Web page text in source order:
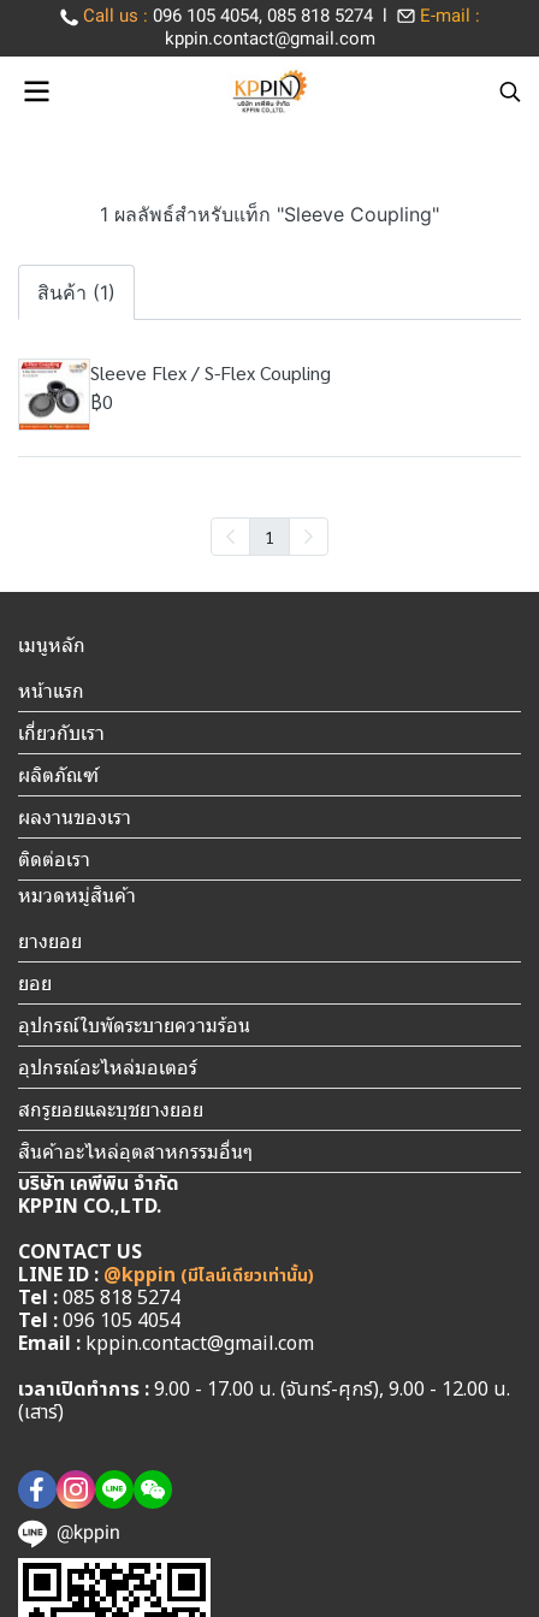
Call us : 096 105 4054, 085 818 5274 l
E-mail :
kppin.contact@gmail.com
1 ผลลัพธ์สำหรับแท็ก "Sleeve Coupling"
สินค้า (1)
Sleeve Flex / S-Flex Coupling
฿0
1
เมนูหลัก
หน้าแรก
เกี่ยวกับเรา
ผลิตภัณฑ์
ผลงานของเรา
ติดต่อเรา
หมวดหมู่สินค้า
ยางยอย
ยอย
อุปกรณ์ใบพัดระบายความร้อน
อุปกรณ์อะไหล่มอเตอร์
สกรูยอยและบุชยางยอย
สินค้าอะไหล่อุตสาหกรรมอื่นๆ
บริษัท เคพีพิน จำกัด
KPPIN CO.,LTD.
CONTACT US
LINE ID : @kppin (มีไลน์เดียวเท่านั้น)
Tel :085 818 5274
Tel :096 105 4054
Email : kppin.contact@gmail.com
เวลาเปิดทำการ :9.00 - 17.00 น. (จันทร์-ศุกร์), 9.00 - 12.00 น.
(เสาร์)
@kppin